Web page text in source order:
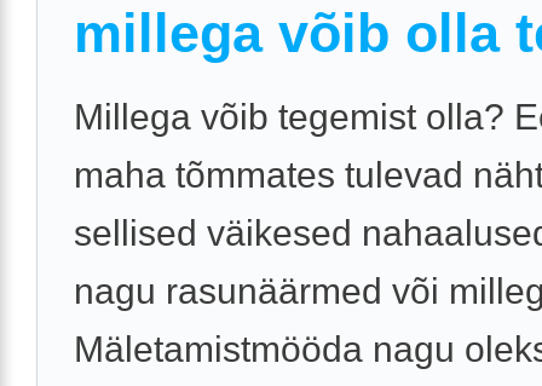
millega võib olla
Millega võib tegemist olla?
maha tõmmates tulevad
sellised väikesed
nagu rasunäärmed või
Mäletamistmööda nagu